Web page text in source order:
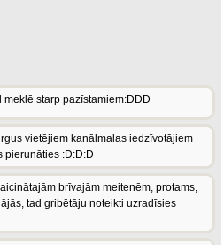
starp pazīstamiem:DDD
vietējiem kanālmalas iedzīvotājiem
pierunāties :D:D:D
brīvajām meitenēm, protams,
tad gribētāju noteikti uzradīsies